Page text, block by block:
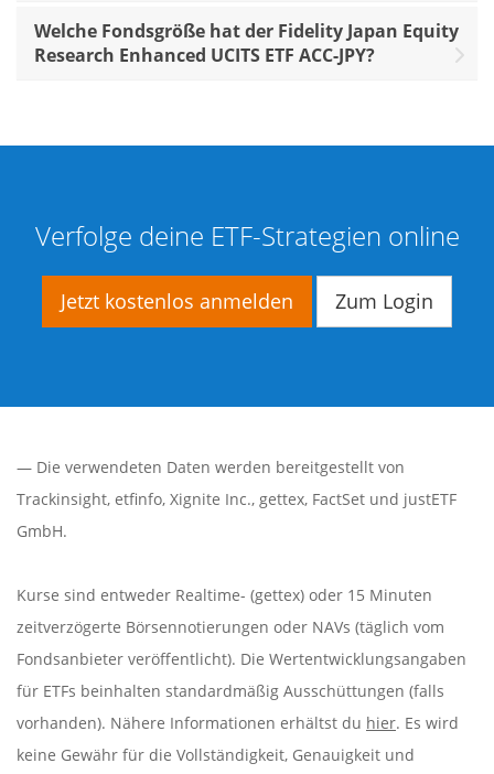
Welche Fondsgröße hat der Fidelity Japan Equity
Research Enhanced UCITS ETF ACC-JPY?
Verfolge deine ETF-Strategien online
Jetzt kostenlos anmelden Zum Login
— Die verwendeten Daten werden bereitgestellt von
Trackinsight, etfinfo, Xignite Inc., gettex, FactSet und justETF
GmbH.
Kurse sind entweder Realtime- (gettex) oder 15 Minuten
zeitverzögerte Börsennotierungen oder NAVs (täglich vom
Fondsanbieter veröffentlicht). Die Wertentwicklungsangaben
für ETFs beinhalten standardmäßig Ausschüttungen (falls
vorhanden). Nähere Informationen erhältst du hier. Es wird
keine Gewähr für die Vollständigkeit, Genauigkeit und